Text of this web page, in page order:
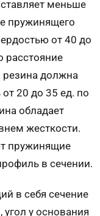
меньше
пружинящего
от 40 до
расстояние
резина должна
20 до 35 ед. по
обладает
жесткости.
пру­жинящие
в сечении.
в себя сече­ние
у основания